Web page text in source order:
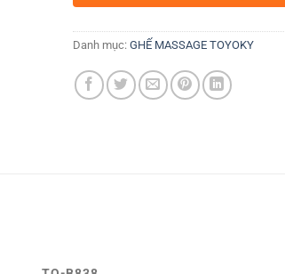
Danh mục: GHẾ MASSAGE TOYOKY